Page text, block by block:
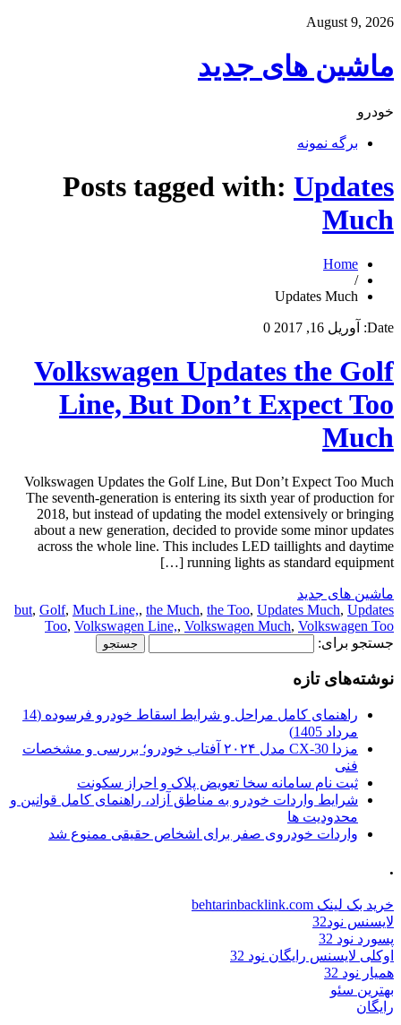
August 9, 2026
ماشین های جدید
خودرو
برگه نمونه
Posts tagged with: Updates
Much
Home
/
Updates Much
Date: آوریل 16, 2017 0
Volkswagen Updates the Golf
Line, But Don’t Expect Too
Much
Volkswagen Updates the Golf Line, But Don’t Expect Too Much
The seventh-generation is entering its sixth year of production for
2018, but instead of updating the model extensively or bringing
about a new generation, decided to provide some minor updates
across the whole line. This includes LED taillights and daytime
running lights as standard equipment […]
ماشین های جدید
but, Golf, Much Line,, the Much, the Too, Updates Much, Updates
Too, Volkswagen Line,, Volkswagen Much, Volkswagen Too
جستجو برای:
نوشته‌های تازه
راهنمای کامل مراحل و شرایط اسقاط خودرو فرسوده (14
مرداد 1405)
مزدا CX-30 مدل ۲۰۲۴ آفتاب خودرو؛ بررسی و مشخصات
فنی
ثبت نام سامانه سخا تعویض پلاک و احراز سکونت
شرایط واردات خودرو به مناطق آزاد، راهنمای کامل قوانین و
محدودیت ها
واردات خودروی صفر برای اشخاص حقیقی ممنوع شد
.
خرید بک لینک behtarinbacklink.com
لایسنس نود32
پسورد نود 32
اوکلی لایسنس رایگان نود 32
همیار نود 32
بهترین سئو
رایگان